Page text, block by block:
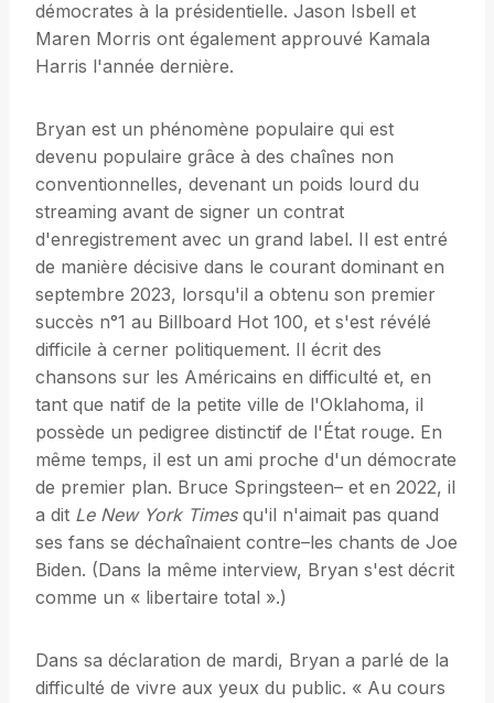
démocrates à la présidentielle. Jason Isbell et
Maren Morris ont également approuvé Kamala
Harris l'année dernière.
Bryan est un phénomène populaire qui est
devenu populaire grâce à des chaînes non
conventionnelles, devenant un poids lourd du
streaming avant de signer un contrat
d'enregistrement avec un grand label. Il est entré
de manière décisive dans le courant dominant en
septembre 2023, lorsqu'il a obtenu son premier
succès n°1 au Billboard Hot 100, et s'est révélé
difficile à cerner politiquement. Il écrit des
chansons sur les Américains en difficulté et, en
tant que natif de la petite ville de l'Oklahoma, il
possède un pedigree distinctif de l'État rouge. En
même temps, il est un ami proche d'un démocrate
de premier plan. Bruce Springsteen– et en 2022, il
a dit Le New York Timesqu'il n'aimait pas quand
ses fans se déchaînaient contre–les chants de Joe
Biden. (Dans la même interview, Bryan s'est décrit
comme un « libertaire total ».)
Dans sa déclaration de mardi, Bryan a parlé de la
difficulté de vivre aux yeux du public. « Au cours